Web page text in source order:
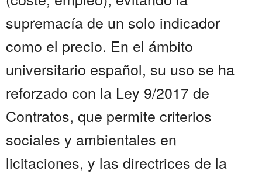
supremacía de un solo indicador
como el precio. En el ámbito
universitario español, su uso se ha
reforzado con la Ley 9/2017 de
Contratos, que permite criterios
sociales y ambientales en
licitaciones, y las directrices de la